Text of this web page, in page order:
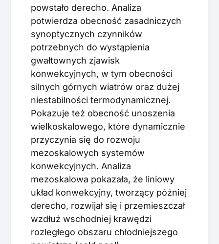
powstało derecho. Analiza
potwierdza obecność zasadniczych
synoptycznych czynników
potrzebnych do wystąpienia
gwałtownych zjawisk
konwekcyjnych, w tym obecności
silnych górnych wiatrów oraz dużej
niestabilności termodynamicznej.
Pokazuje też obecność unoszenia
wielkoskalowego, które dynamicznie
przyczynia się do rozwoju
mezoskalowych systemów
konwekcyjnych. Analiza
mezoskalowa pokazała, że liniowy
układ konwekcyjny, tworzący później
derecho, rozwijał się i przemieszczał
wzdłuż wschodniej krawędzi
rozległego obszaru chłodniejszego